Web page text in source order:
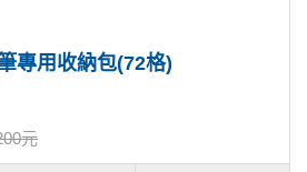
專用收納包(72格)
元